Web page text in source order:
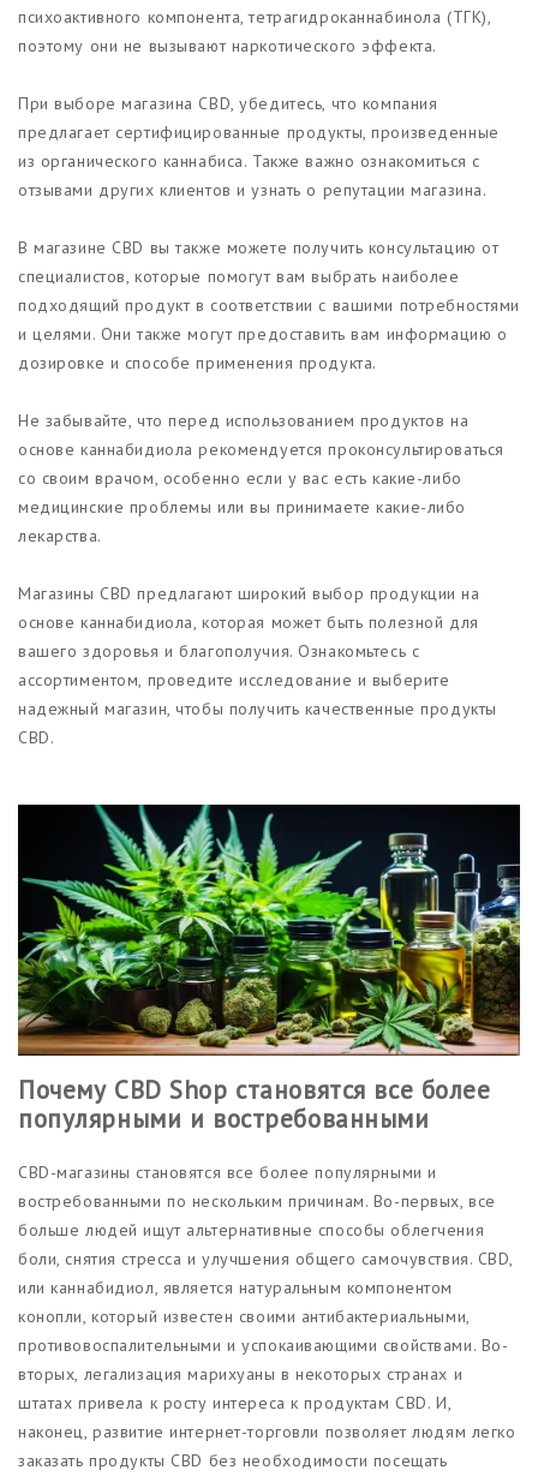
психоактивного компонента, тетрагидроканнабинола (ТГК),
поэтому они не вызывают наркотического эффекта.
При выборе магазина CBD, убедитесь, что компания
предлагает сертифицированные продукты, произведенные
из органического каннабиса. Также важно ознакомиться с
отзывами других клиентов и узнать о репутации магазина.
В магазине CBD вы также можете получить консультацию от
специалистов, которые помогут вам выбрать наиболее
подходящий продукт в соответствии с вашими потребностями
и целями. Они также могут предоставить вам информацию о
дозировке и способе применения продукта.
Не забывайте, что перед использованием продуктов на
основе каннабидиола рекомендуется проконсультироваться
со своим врачом, особенно если у вас есть какие-либо
медицинские проблемы или вы принимаете какие-либо
лекарства.
Магазины CBD предлагают широкий выбор продукции на
основе каннабидиола, которая может быть полезной для
вашего здоровья и благополучия. Ознакомьтесь с
ассортиментом, проведите исследование и выберите
надежный магазин, чтобы получить качественные продукты
CBD.
Почему CBD Shop становятся все более
популярными и востребованными
CBD-магазины становятся все более популярными и
востребованными по нескольким причинам. Во-первых, все
больше людей ищут альтернативные способы облегчения
боли, снятия стресса и улучшения общего самочувствия. CBD,
или каннабидиол, является натуральным компонентом
конопли, который известен своими антибактериальными,
противовоспалительными и успокаивающими свойствами. Во-
вторых, легализация марихуаны в некоторых странах и
штатах привела к росту интереса к продуктам CBD. И,
наконец, развитие интернет-торговли позволяет людям легко
заказать продукты CBD без необходимости посещать